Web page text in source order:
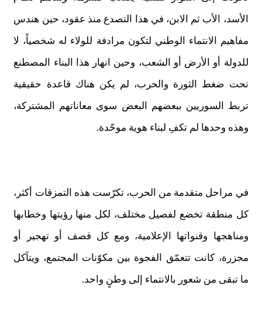
الأسد، الأب ثم الابن، في هذا التصدع منذ عقود، حين هندس
مفاهيم الانتماء الوطني لتكون مرادفة للولاء له شخصياً، لا
للدولة أو الأرض أو الشعب، وحين انهار هذا البناء المصطنع
تحت ضغط الثورة والحرب، لم يكن هناك قاعدة حقيقية
تربط السوريين ببعضهم البعض سوى معاناتهم المشتركة،
وهذه وحدها لم تكفِ لبناء هوية موحّدة.
في مراحل متقدمة من الحرب، تكرّست هذه التمزقات أكثر،
كل منطقة تخضع لفصيل مختلف، لكل منها رؤيتها وخطابها
ومناهجها وقنواتها الإعلامية، ومع كل قصف أو تهجير أو
مجزرة، كانت تتعمّق الفجوة بين مكوّنات المجتمع، ويتآكل
ما تبقى من شعور بالانتماء إلى وطنٍ واحد.